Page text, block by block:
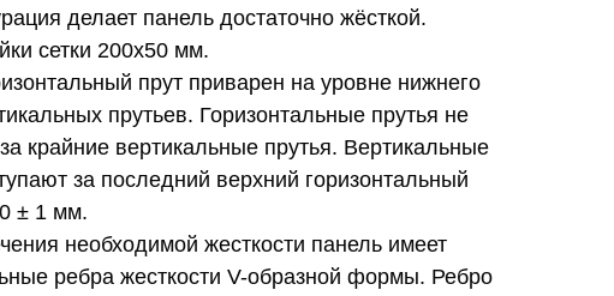
делает панель достаточно жёсткой.
сетки 200х50 мм.
прут приварен на уровне нижнего
прутьев. Горизонтальные прутья не
крайние вертикальные прутья. Вертикальные
за последний верхний горизонтальный
± 1 мм.
необходимой жесткости панель имеет
ребра жесткости V-образной формы. Ребро